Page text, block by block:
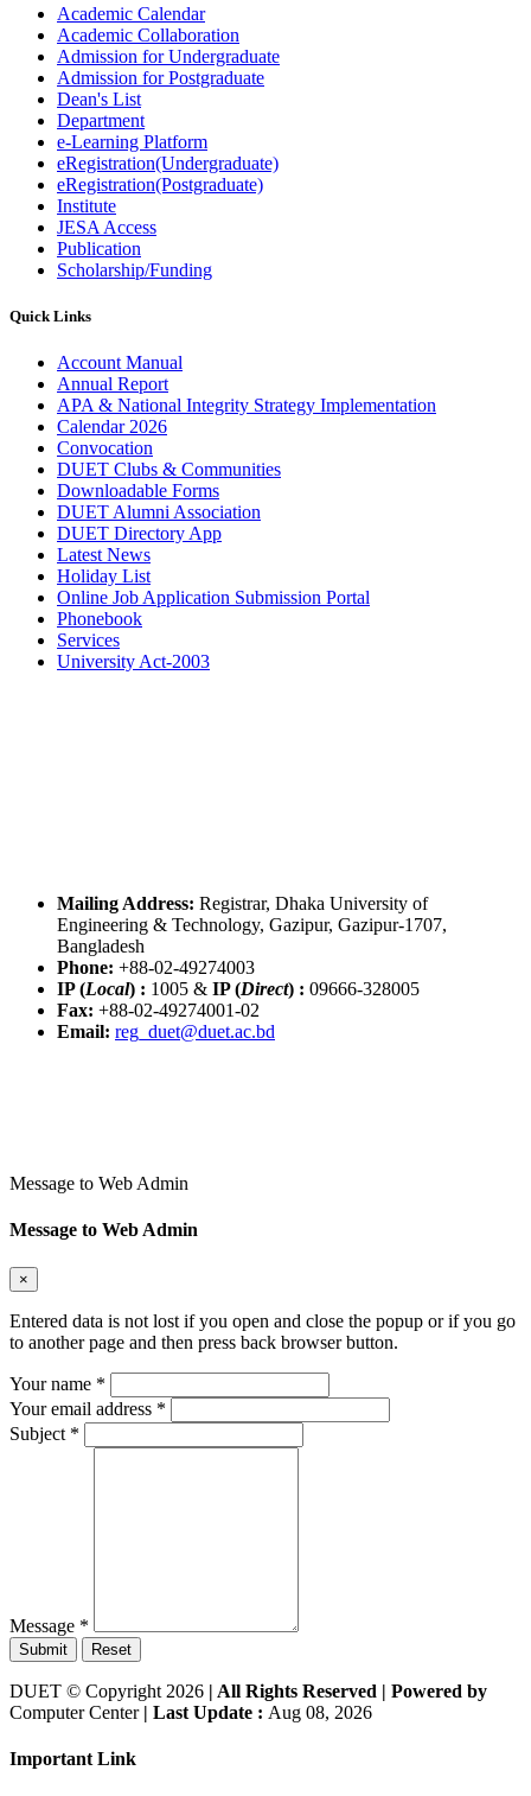
Academic Calendar
Academic Collaboration
Admission for Undergraduate
Admission for Postgraduate
Dean's List
Department
e-Learning Platform
eRegistration(Undergraduate)
eRegistration(Postgraduate)
Institute
JESA Access
Publication
Scholarship/Funding
Quick Links
Account Manual
Annual Report
APA & National Integrity Strategy Implementation
Calendar 2026
Convocation
DUET Clubs & Communities
Downloadable Forms
DUET Alumni Association
DUET Directory App
Latest News
Holiday List
Online Job Application Submission Portal
Phonebook
Services
University Act-2003
Mailing Address: Registrar, Dhaka University of
Engineering & Technology, Gazipur, Gazipur-1707,
Bangladesh
Phone: +88-02-49274003
IP (Local) : 1005 & IP (Direct) : 09666-328005
Fax: +88-02-49274001-02
Email: reg_duet@duet.ac.bd
Message to Web Admin
Message to Web Admin
×
Entered data is not lost if you open and close the popup or if you go
to another page and then press back browser button.
Your name *
Your email address *
Subject *
Message *
Submit Reset
DUET © Copyright 2026 | All Rights Reserved | Powered by
Computer Center | Last Update : Aug 08, 2026
Important Link